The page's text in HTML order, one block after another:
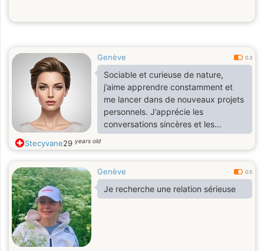
Genève 0.3
Sociable et curieuse de nature,
j’aime apprendre constamment et
me lancer dans de nouveaux projets
personnels. J’apprécie les
conversations sincères et les
instants de calme pour me
ressourcer après une journée
Stecyvane29 years old
Genève 0.5
Je recherche une relation sérieuse